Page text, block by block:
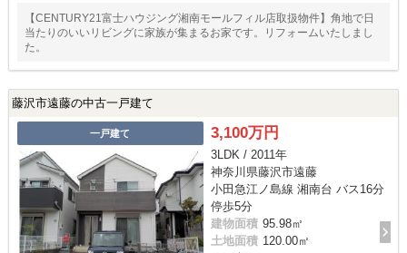
【CENTURY21富士ハウジング湘南モールフィル店取扱物件】角地で日
当たりのいいリビングに家族が集まるお家です。リフォームいたしまし
た。
藤沢市遠藤の中古一戸建て
一戸建て 3,100万円
3LDK / 2011年
神奈川県藤沢市遠藤
小田急江ノ島線 湘南台 バス16分
停歩5分
建物面積 95.98㎡
土地面積 120.00㎡